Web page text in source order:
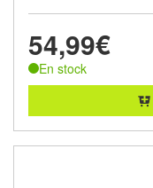
54,99€
En stock